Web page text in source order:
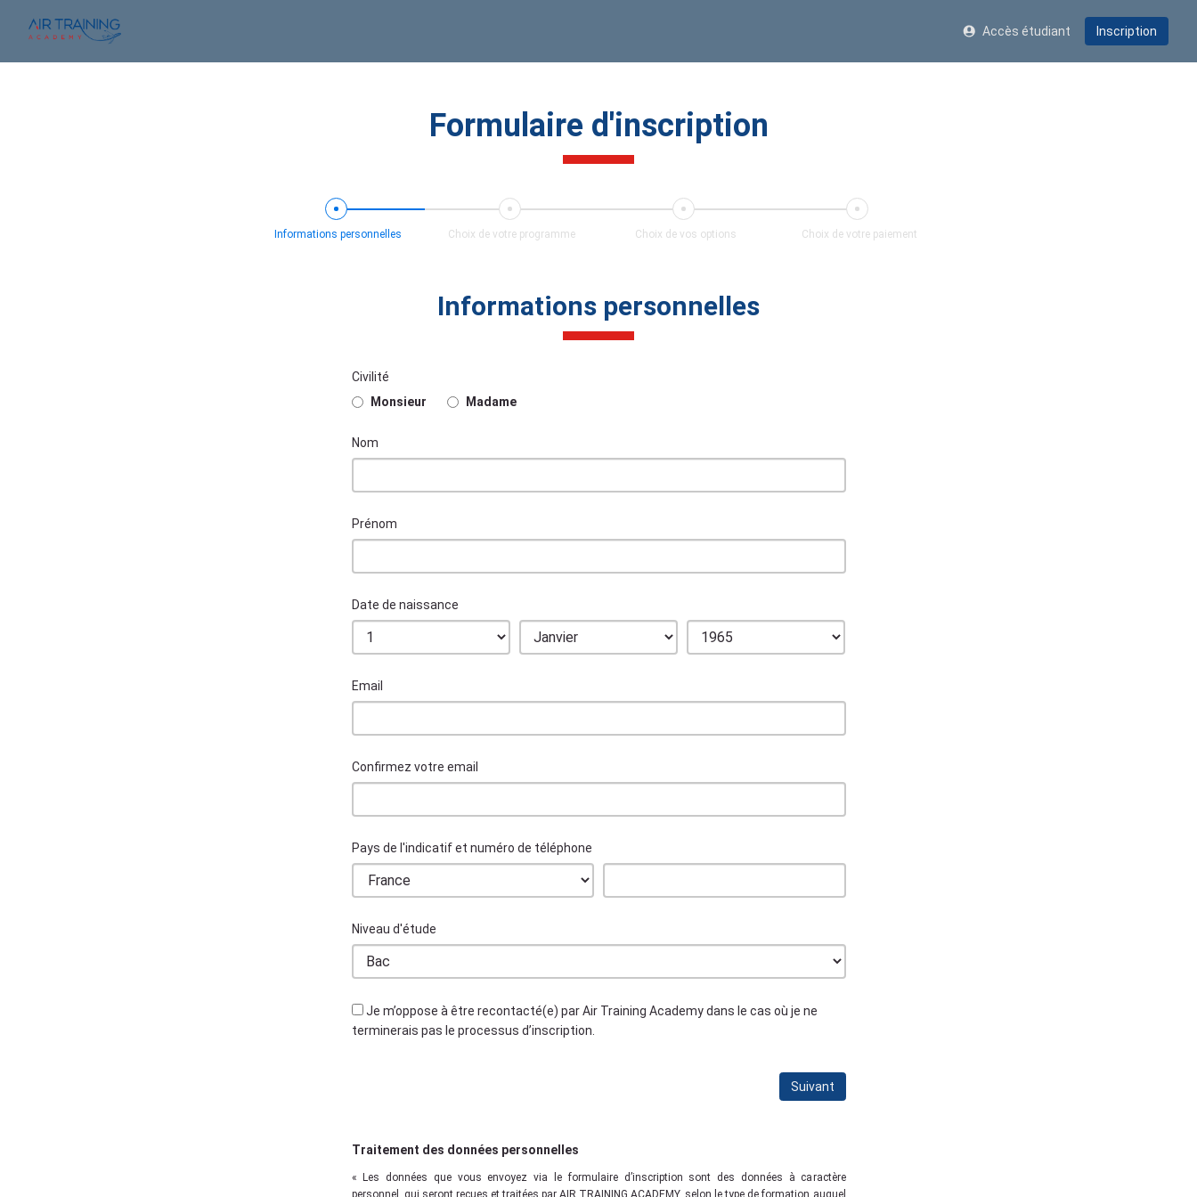
Accès étudiant Inscription
Formulaire d'inscription
Informations personnelles Choix de votre programme Choix de vos options Choix de votre paiement
Informations personnelles
Civilité
Monsieur
Madame
Nom
Prénom
Date de naissance
Email
Confirmez votre email
Pays de l'indicatif et numéro de téléphone
Niveau d'étude
Je m’oppose à être recontacté(e) par Air Training Academy dans le cas où je ne
terminerais pas le processus d’inscription.
Suivant
Traitement des données personnelles
« Les données que vous envoyez via le formulaire d’inscription sont des données à caractère
personnel, qui seront reçues et traitées par AIR TRAINING ACADEMY, selon le type de formation auquel